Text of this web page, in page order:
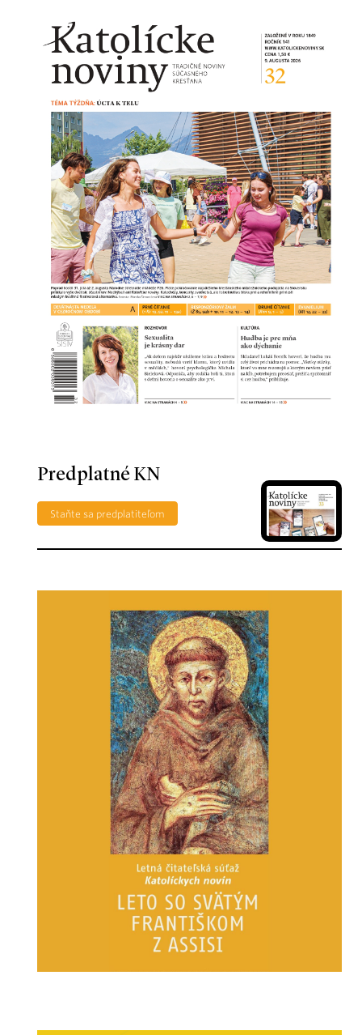
Predplatné KN
Staňte sa predplatiteľom